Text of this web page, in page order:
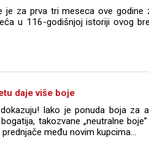
je za prva tri meseca ove godine
u 116-godišnjoj istoriji ovog
daje više boje
Iako je ponuda boja za
takozvane „neutralne
među novim kupcima...